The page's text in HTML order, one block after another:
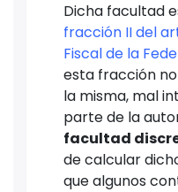
Dicha facultad
fracción II del
Fiscal de la
esta fracción
la misma, mal
parte de la
facultad
de calcular
que algunos